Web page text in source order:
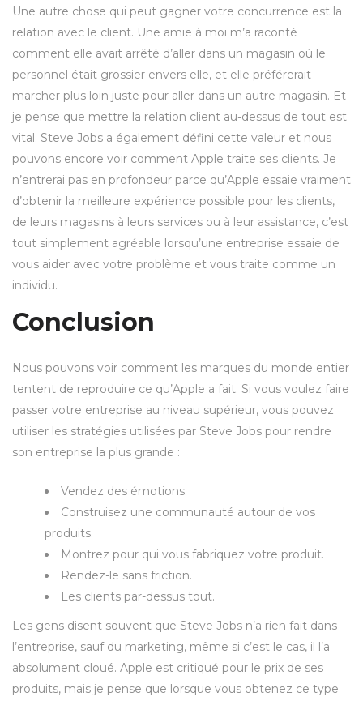
Une autre chose qui peut gagner votre concurrence est la
relation avec le client. Une amie à moi m’a raconté
comment elle avait arrêté d’aller dans un magasin où le
personnel était grossier envers elle, et elle préférerait
marcher plus loin juste pour aller dans un autre magasin. Et
je pense que mettre la relation client au-dessus de tout est
vital. Steve Jobs a également défini cette valeur et nous
pouvons encore voir comment Apple traite ses clients. Je
n’entrerai pas en profondeur parce qu’Apple essaie vraiment
d’obtenir la meilleure expérience possible pour les clients,
de leurs magasins à leurs services ou à leur assistance, c’est
tout simplement agréable lorsqu’une entreprise essaie de
vous aider avec votre problème et vous traite comme un
individu.
Conclusion
Nous pouvons voir comment les marques du monde entier
tentent de reproduire ce qu’Apple a fait. Si vous voulez faire
passer votre entreprise au niveau supérieur, vous pouvez
utiliser les stratégies utilisées par Steve Jobs pour rendre
son entreprise la plus grande :
Vendez des émotions.
Construisez une communauté autour de vos
produits.
Montrez pour qui vous fabriquez votre produit.
Rendez-le sans friction.
Les clients par-dessus tout.
Les gens disent souvent que Steve Jobs n’a rien fait dans
l’entreprise, sauf du marketing, même si c’est le cas, il l’a
absolument cloué. Apple est critiqué pour le prix de ses
produits, mais je pense que lorsque vous obtenez ce type